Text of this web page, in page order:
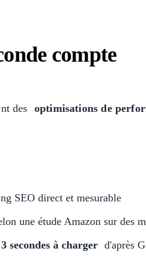
compte
des optimisations de
SEO direct et mesurable
une étude Amazon sur des
secondes à charger d'après